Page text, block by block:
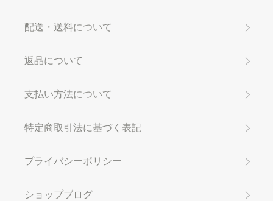
配送・送料について
返品について
支払い方法について
特定商取引法に基づく表記
プライバシーポリシー
ショップブログ